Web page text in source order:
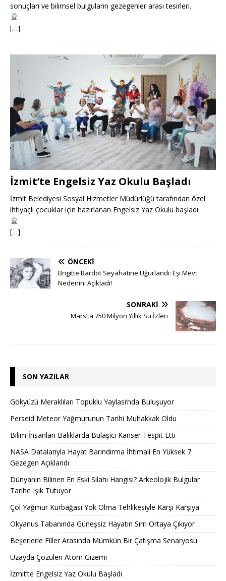
sonuçları ve bilimsel bulguların gezegenler arası tesirleri.
[…]
İzmit’te Engelsiz Yaz Okulu Başladı
İzmit Belediyesi Sosyal Hizmetler Müdürlüğü tarafından özel
ihtiyaçlı çocuklar için hazırlanan Engelsiz Yaz Okulu başladı
[…]
ÖNCEKI
Brigitte Bardot Seyahatine Uğurlandı: Eşi Mevt
Nedenini Açıkladı!
SONRAKI
Mars’ta 750 Milyon Yıllık Su İzleri
SON YAZILAR
Gökyüzü Meraklıları Topuklu Yaylası’nda Buluşuyor
Perseid Meteor Yağmurunun Tarihi Muhakkak Oldu
Bilim İnsanları Balıklarda Bulaşıcı Kanser Tespit Etti
NASA Datalarıyla Hayat Barındırma İhtimali En Yüksek 7
Gezegen Açıklandı
Dünyanın Bilinen En Eski Silahı Hangisi? Arkeolojik Bulgular
Tarihe Işık Tutuyor
Çöl Yağmur Kurbağası Yok Olma Tehlikesiyle Karşı Karşıya
Okyanus Tabanında Güneşsiz Hayatın Sırrı Ortaya Çıkıyor
Beşerlerle Filler Arasında Mümkün Bir Çatışma Senaryosu
Uzayda Çözülen Atom Gizemi
İzmit’te Engelsiz Yaz Okulu Başladı